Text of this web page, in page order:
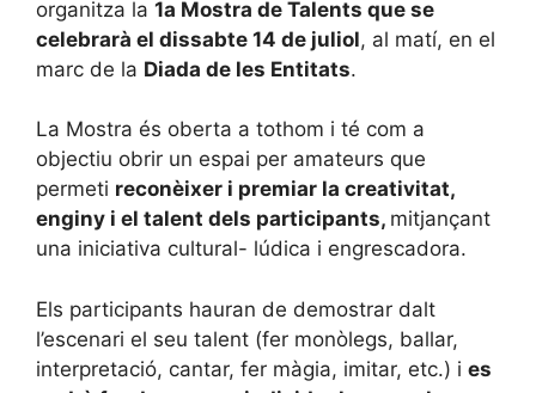
organitza la 1a Mostra de Talents que se
celebrarà el dissabte 14 de juliol, al matí, en el
marc de la Diada de les Entitats.
La Mostra és oberta a tothom i té com a
objectiu obrir un espai per amateurs que
permeti reconèixer i premiar la creativitat,
enginy i el talent dels participants, mitjançant
una iniciativa cultural- lúdica i engrescadora.
Els participants hauran de demostrar dalt
l’escenari el seu talent (fer monòlegs, ballar,
interpretació, cantar, fer màgia, imitar, etc.) i es